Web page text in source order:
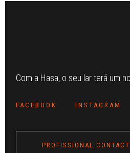
Com a Hasa, o seu lar terá um
FACEBOOK INSTAGRAM
PROFISSIONAL